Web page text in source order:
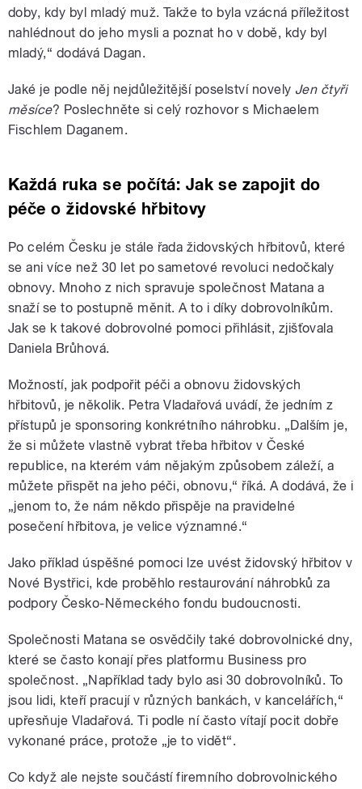
doby, kdy byl mladý muž. Takže to byla vzácná příležitost
nahlédnout do jeho mysli a poznat ho v době, kdy byl
mladý,“ dodává Dagan.
Jaké je podle něj nejdůležitější poselství novely Jen čtyři
měsíce? Poslechněte si celý rozhovor s Michaelem
Fischlem Daganem.
Každá ruka se počítá: Jak se zapojit do
péče o židovské hřbitovy
Po celém Česku je stále řada židovských hřbitovů, které
se ani více než 30 let po sametové revoluci nedočkaly
obnovy. Mnoho z nich spravuje společnost Matana a
snaží se to postupně měnit. A to i díky dobrovolníkům.
Jak se k takové dobrovolné pomoci přihlásit, zjišťovala
Daniela Brůhová.
Možností, jak podpořit péči a obnovu židovských
hřbitovů, je několik. Petra Vladařová uvádí, že jedním z
přístupů je sponsoring konkrétního náhrobku. „Dalším je,
že si můžete vlastně vybrat třeba hřbitov v České
republice, na kterém vám nějakým způsobem záleží, a
můžete přispět na jeho péči, obnovu,“ říká. A dodává, že i
„jenom to, že nám někdo přispěje na pravidelné
posečení hřbitova, je velice významné.“
Jako příklad úspěšné pomoci lze uvést židovský hřbitov v
Nové Bystřici, kde proběhlo restaurování náhrobků za
podpory Česko-Německého fondu budoucnosti.
Společnosti Matana se osvědčily také dobrovolnické dny,
které se často konají přes platformu Business pro
společnost. „Například tady bylo asi 30 dobrovolníků. To
jsou lidi, kteří pracují v různých bankách, v kancelářích,“
upřesňuje Vladařová. Ti podle ní často vítají pocit dobře
vykonané práce, protože „je to vidět“.
Co když ale nejste součástí firemního dobrovolnického